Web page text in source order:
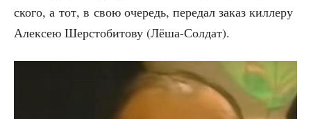
ско­го, а тот, в свою оче­редь, пере­дал заказ кил­ле­ру
Алек­сею Шер­сто­би­то­ву (Лёша-Сол­дат).